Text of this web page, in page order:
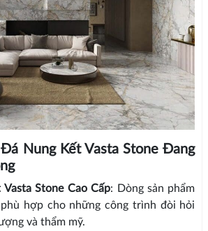
Đá Nung Kết Vasta Stone Đang
Stone Cao Cấp: Dòng sản phẩm
hợp cho những công trình đòi hỏi
và thẩm mỹ.